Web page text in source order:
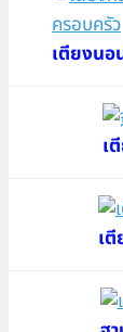
เตียงน
เ
เ